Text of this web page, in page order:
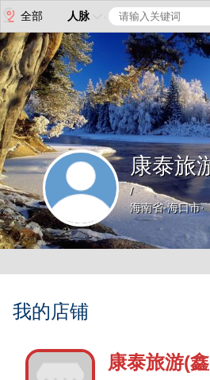
全部 人脉
康泰旅
/
海南省·海口市·
我的店铺
康泰旅游(